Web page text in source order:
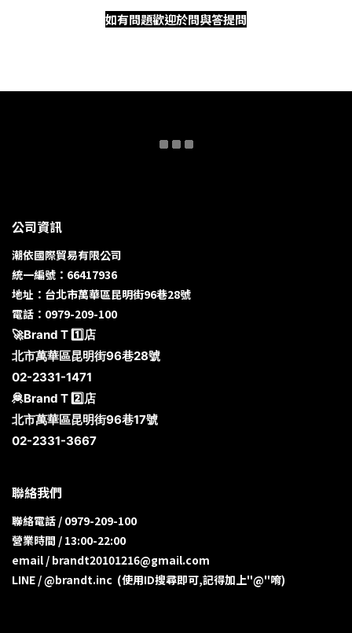
如有問題歡迎於問與答提問
公司資訊
潮依國際貿易有限公司
統一編號：66417936
地址：台北市萬華區昆明街96巷28號
電話：0979-209-100
🚀Brand T 1️⃣店
北市萬華區昆明街96巷28號
02-2331-1471
🦧Brand T 2️⃣店
北市萬華區昆明街96巷17號
02-2331-3667
聯絡我們
聯絡電話 / 0979-209-100
營業時間 / 13:00-22:00
email / brandt20101216@gmail.com
LINE / @brandt.inc (使用ID搜尋即可,記得加上"@"唷)